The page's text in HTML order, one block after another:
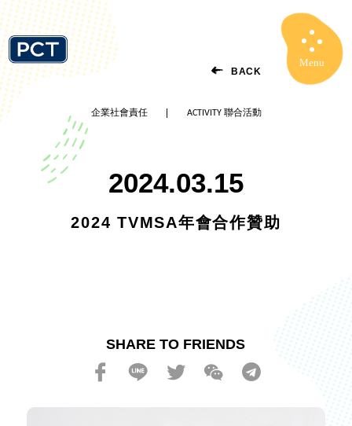
MenuClose
BACK
企業社會責任 ACTIVITY 聯合活動
2024.03.15
2024 TVMSA年會合作贊助
SHARE TO FRIENDS